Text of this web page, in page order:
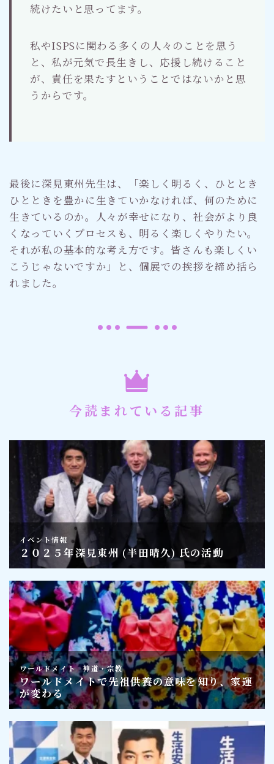
続けたいと思ってます。
私やISPSに関わる多くの人々のことを思う
と、私が元気で長生きし、応援し続けること
が、責任を果たすということではないかと思
うからです。
最後に深見東州先生は、「楽しく明るく、ひととき
ひとときを豊かに生きていかなければ、何のために
生きているのか。人々が幸せになり、社会がより良
くなっていくプロセスも、明るく楽しくやりたい。
それが私の基本的な考え方です。皆さんも楽しくい
こうじゃないですか」と、個展での挨拶を締め括ら
れました。
今読まれている記事